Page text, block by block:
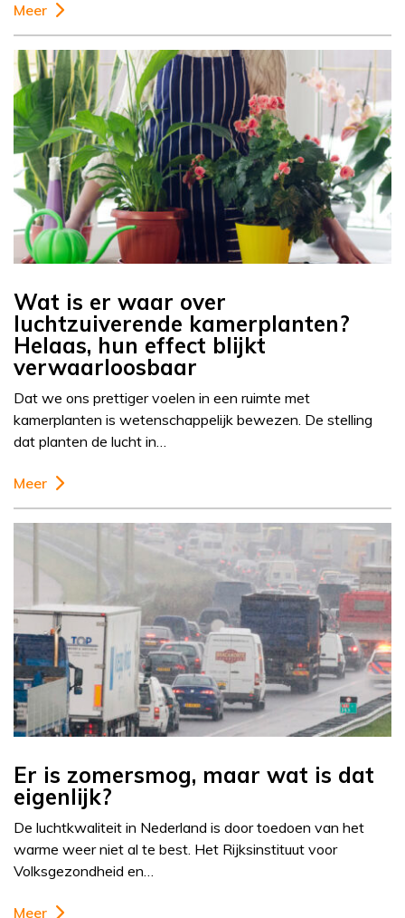
Meer
Wat is er waar over
luchtzuiverende kamerplanten?
Helaas, hun effect blijkt
verwaarloosbaar
Dat we ons prettiger voelen in een ruimte met
kamerplanten is wetenschappelijk bewezen. De stelling
dat planten de lucht in…
Meer
Er is zomersmog, maar wat is dat
eigenlijk?
De luchtkwaliteit in Nederland is door toedoen van het
warme weer niet al te best. Het Rijksinstituut voor
Volksgezondheid en…
Meer